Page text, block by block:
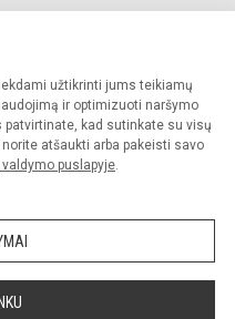
užtikrinti jums teikiamų
ir optimizuoti naršymo
patvirtinate, kad sutinkate su visų
atšaukti arba pakeisti savo
puslapyje.
raštiško įstaigos administracijos
Slapukų politika